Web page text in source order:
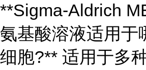
**Sigma-Aldrich
氨基酸溶液适用于
细胞?** 适用于多